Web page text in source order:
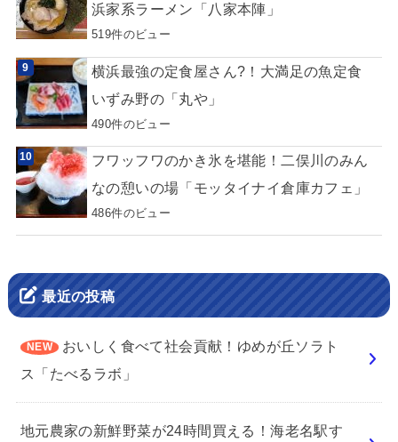
浜家系ラーメン「八家本陣」
519件のビュー
横浜最強の定食屋さん?！大満足の魚定食
いずみ野の「丸や」
490件のビュー
フワッフワのかき氷を堪能！二俣川のみん
なの憩いの場「モッタイナイ倉庫カフェ」
486件のビュー
最近の投稿
おいしく食べて社会貢献！ゆめが丘ソラト
ス「たべるラボ」
地元農家の新鮮野菜が24時間買える！海老名駅す